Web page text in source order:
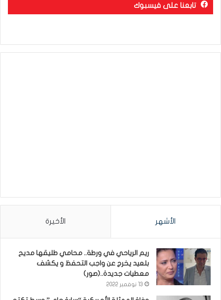
تابعنا على فيسبوك
الأشهر الأخيرة
ريم الرياحي في ورطة.. محامي طليقها مديح
بلعيد يخرج عن واجب التحفظ و يكشف
معطيات جديدة..(صور)
13 نوفمبر 2022